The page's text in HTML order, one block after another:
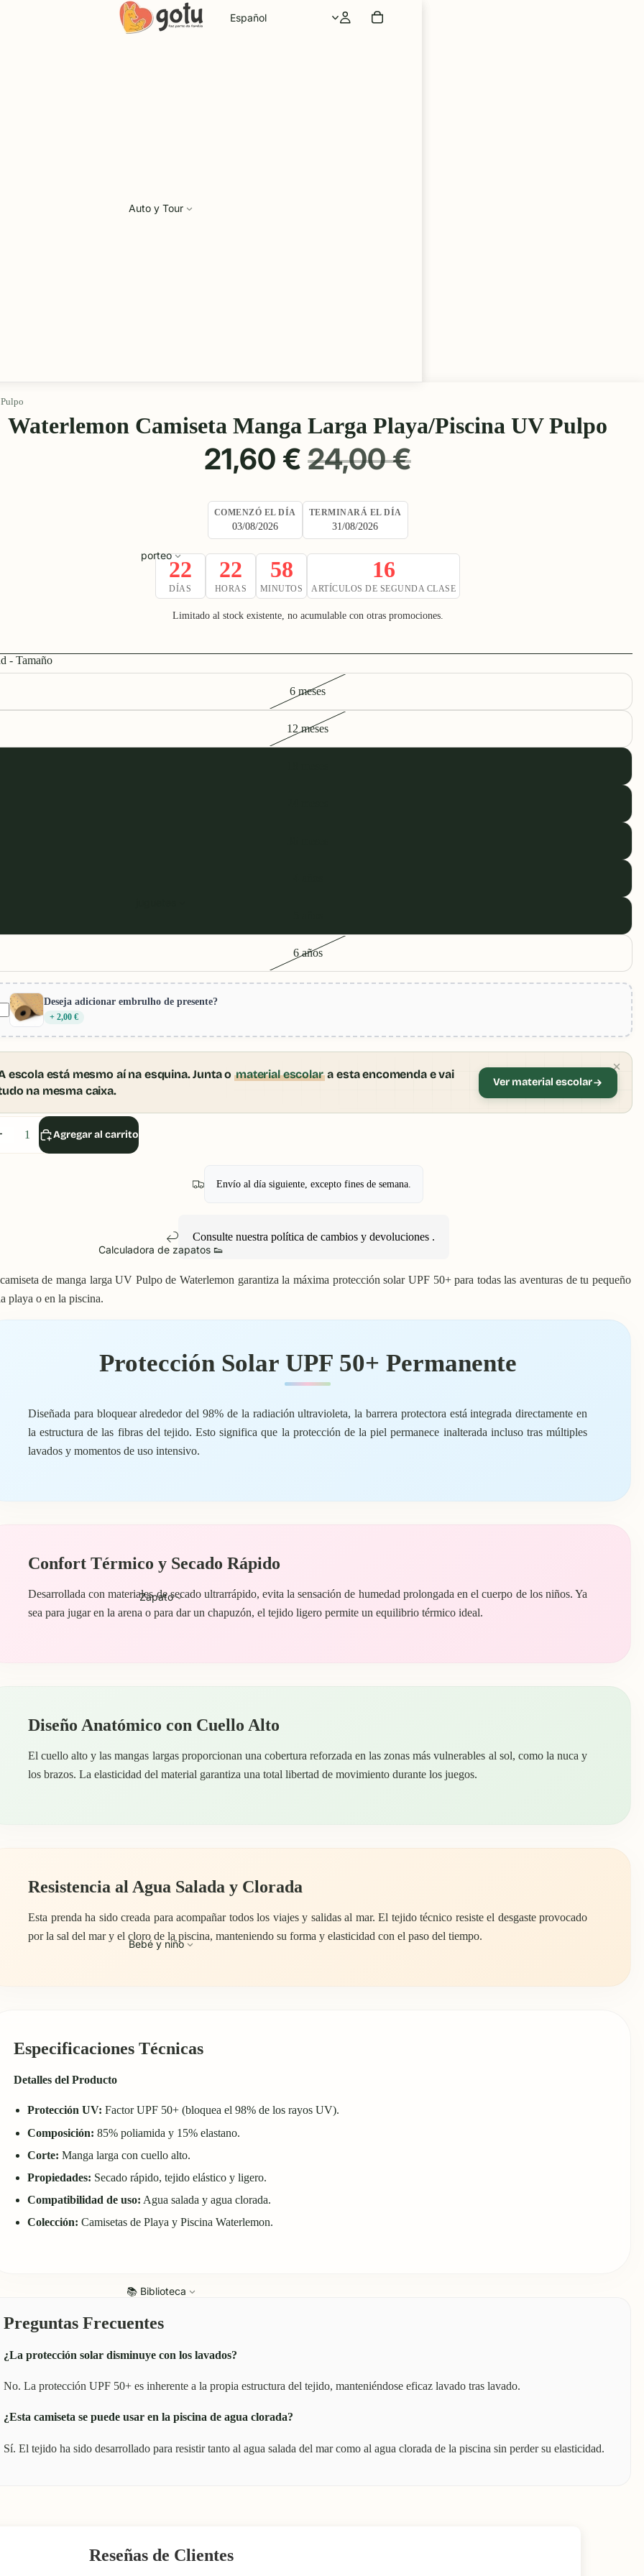
Idioma
Auto y Tour
porteo
Calculadora de zapatos 👟
Zapato
Bebé y niño
📚 Biblioteca
Waterlemon Camiseta Manga Larga Playa/Piscina UV Pulpo
PRECIO
DE
OFERTA
21,60 € PRECIO
HABITUAL
24,00 €
COMENZÓ EL DÍA
03/08/2026
TERMINARÁ EL DÍA
31/08/2026
22
DÍAS
22
HORAS
58
MINUTOS
15
ARTÍCULOS DE SEGUNDA CLASE
Limitado al stock existente, no acumulable con otras promociones.
- Tamaño
6 meses
12 meses
6 años
Deseja adicionar embrulho de presente?
+ 2,00 €
Aumentar
escola está mesmo aí na esquina. Junta omaterial escolara esta encomenda e vai
na mesma caixa.
Ver material escolar
Agregar al carrito
Envío al día siguiente, excepto fines de semana.
Consulte nuestra política de cambios y devoluciones.
de manga larga UV Pulpo de Waterlemon garantiza la máxima protección solar UPF 50+ para todas las aventuras de tu pequeño
playa o en la piscina.
Protección Solar UPF 50+ Permanente
Diseñada para bloquear alrededor del 98% de la radiación ultravioleta, la barrera protectora está integrada directamente en
la estructura de las fibras del tejido. Esto significa que la protección de la piel permanece inalterada incluso tras múltiples
lavados y momentos de uso intensivo.
Confort Térmico y Secado Rápido
Desarrollada con materiales de secado ultrarrápido, evita la sensación de humedad prolongada en el cuerpo de los niños. Ya
sea para jugar en la arena o para dar un chapuzón, el tejido ligero permite un equilibrio térmico ideal.
Diseño Anatómico con Cuello Alto
El cuello alto y las mangas largas proporcionan una cobertura reforzada en las zonas más vulnerables al sol, como la nuca y
los brazos. La elasticidad del material garantiza una total libertad de movimiento durante los juegos.
Resistencia al Agua Salada y Clorada
Esta prenda ha sido creada para acompañar todos los viajes y salidas al mar. El tejido técnico resiste el desgaste provocado
por la sal del mar y el cloro de la piscina, manteniendo su forma y elasticidad con el paso del tiempo.
Especificaciones Técnicas
Detalles del Producto
Protección UV: Factor UPF 50+ (bloquea el 98% de los rayos UV).
Composición: 85% poliamida y 15% elastano.
Corte: Manga larga con cuello alto.
Propiedades: Secado rápido, tejido elástico y ligero.
Compatibilidad de uso: Agua salada y agua clorada.
Colección: Camisetas de Playa y Piscina Waterlemon.
Preguntas Frecuentes
¿La protección solar disminuye con los lavados?
No. La protección UPF 50+ es inherente a la propia estructura del tejido, manteniéndose eficaz lavado tras lavado.
¿Esta camiseta se puede usar en la piscina de agua clorada?
Sí. El tejido ha sido desarrollado para resistir tanto al agua salada del mar como al agua clorada de la piscina sin perder su elasticidad.
Reseñas de Clientes